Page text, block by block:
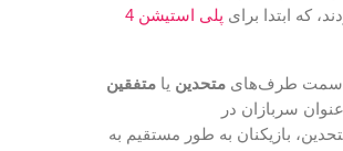
که ابتدا برای پلی استیشن 4
به سمت طرف‌های متحدین یا متفقین
سربازان در
بازیکنان به طور مستقیم به